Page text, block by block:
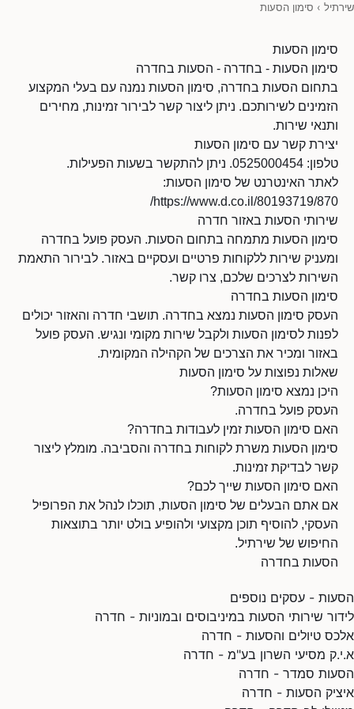
שירתיל › סימון הסעות
סימון הסעות
סימון הסעות - בחדרה - הסעות בחדרה
בתחום הסעות בחדרה, סימון הסעות נמנה עם בעלי המקצוע
הזמינים לשירותכם. ניתן ליצור קשר לבירור זמינות, מחירים
ותנאי שירות.
יצירת קשר עם סימון הסעות
טלפון: 0525000454. ניתן להתקשר בשעות הפעילות.
לאתר האינטרנט של סימון הסעות:
https://www.d.co.il/80193719/870/
שירותי הסעות באזור חדרה
סימון הסעות מתמחה בתחום הסעות. העסק פועל בחדרה
ומעניק שירות ללקוחות פרטיים ועסקיים באזור. לבירור התאמת
השירות לצרכים שלכם, צרו קשר.
סימון הסעות בחדרה
העסק סימון הסעות נמצא בחדרה. תושבי חדרה והאזור יכולים
לפנות לסימון הסעות ולקבל שירות מקומי ונגיש. העסק פועל
באזור ומכיר את הצרכים של הקהילה המקומית.
שאלות נפוצות על סימון הסעות
היכן נמצא סימון הסעות?
העסק פועל בחדרה.
האם סימון הסעות זמין לעבודות בחדרה?
סימון הסעות משרת לקוחות בחדרה והסביבה. מומלץ ליצור
קשר לבדיקת זמינות.
האם סימון הסעות שייך לכם?
אם אתם הבעלים של סימון הסעות, תוכלו לנהל את הפרופיל
העסקי, להוסיף תוכן מקצועי ולהופיע בולט יותר בתוצאות
החיפוש של שירתיל.
הסעות בחדרה
הסעות - עסקים נוספים
לידור שירותי הסעות במיניבוסים ובמוניות - חדרה
אלכס טיולים והסעות - חדרה
א.י.ק מסיעי השרון בע"מ - חדרה
הסעות סמדר - חדרה
איציק הסעות - חדרה